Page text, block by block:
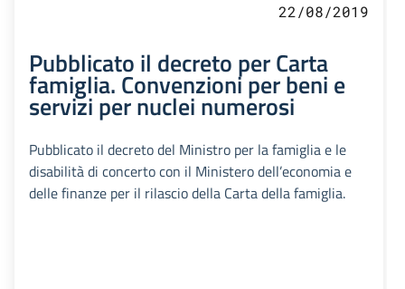
22/08/2019
Pubblicato il decreto per Carta
famiglia. Convenzioni per beni e
servizi per nuclei numerosi
Pubblicato il decreto del Ministro per la famiglia e le
disabilità di concerto con il Ministero dell’economia e
delle finanze per il rilascio della Carta della famiglia.